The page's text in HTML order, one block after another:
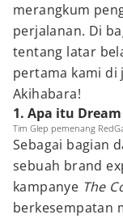
merangkum
perjalanan. Di
tentang latar
pertama kami di
Akihabara!
1. Apa itu Dream
Tim Glep pemenang
Sebagai bagian
sebuah brand
kampanye The
berkesempatan